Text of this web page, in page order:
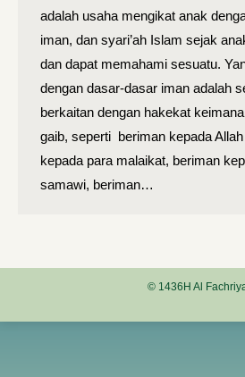
adalah usaha mengikat anak
iman, dan syari’ah Islam sejak
dan dapat memahami sesuatu.
dengan dasar-dasar iman adalah
berkaitan dengan hakekat
gaib, seperti beriman kepada
kepada para malaikat, beriman
samawi, beriman…
© 1436H Al